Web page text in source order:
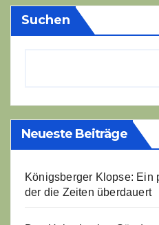
Suchen
Neueste Beiträge
Königsberger Klopse: Ein
der die Zeiten überdauert